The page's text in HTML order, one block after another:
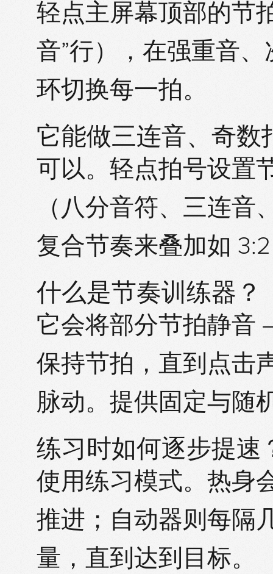
轻点主屏幕顶部的节
音”行），在强重音
环切换每一拍。
它能做三连音、奇数
可以。轻点拍号设置
（八分音符、三连
复合节奏来叠加如
什么是节奏训练器？
它会将部分节拍静
保持节拍，直到点击
脉动。提供固定与随
练习时如何逐步提速
使用练习模式。热身
推进；自动器则每隔
量，直到达到目标。